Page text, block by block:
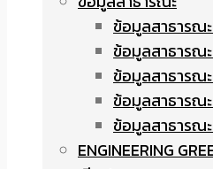
ข้อมูลสาธารณ
ข้อมูลสาธารณ
ข้อมูลสาธารณ
ข้อมูลสาธารณ
ข้อมูลสาธารณ
ENGINEERING